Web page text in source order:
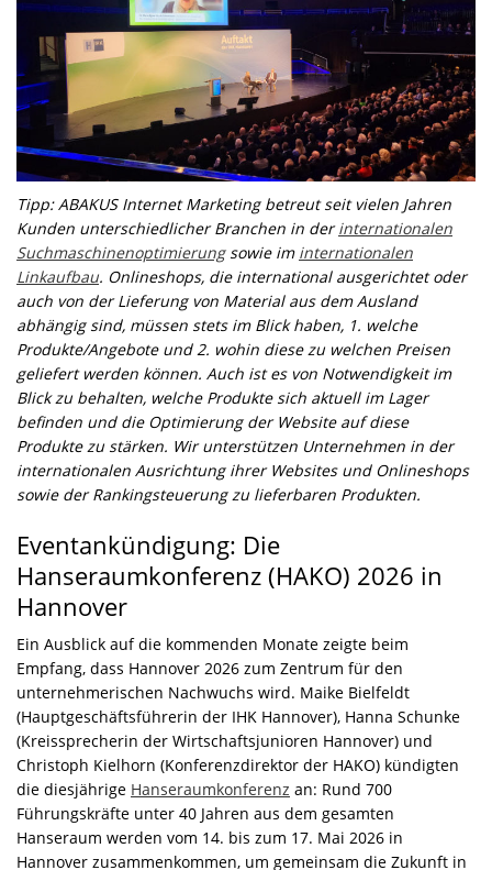
Tipp: ABAKUS Internet Marketing betreut seit vielen Jahren
Kunden unterschiedlicher Branchen in derinternationalen
Suchmaschinenoptimierungsowie im internationalen
Linkaufbau. Onlineshops, die international ausgerichtet oder
auch von der Lieferung von Material aus dem Ausland
abhängig sind, müssen stets im Blick haben, 1. welche
Produkte/Angebote und 2. wohin diese zu welchen Preisen
geliefert werden können. Auch ist es von Notwendigkeit im
Blick zu behalten, welche Produkte sich aktuell im Lager
befinden und die Optimierung der Website auf diese
Produkte zu stärken. Wir unterstützen Unternehmen in der
internationalen Ausrichtung ihrer Websites und Onlineshops
sowie der Rankingsteuerung zu lieferbaren Produkten.
Eventankündigung: Die
Hanseraumkonferenz (HAKO) 2026 in
Hannover
Ein Ausblick auf die kommenden Monate zeigte beim
Empfang, dass Hannover 2026 zum Zentrum für den
unternehmerischen Nachwuchs wird. Maike Bielfeldt
(Hauptgeschäftsführerin der IHK Hannover), Hanna Schunke
(Kreissprecherin der Wirtschaftsjunioren Hannover) und
Christoph Kielhorn (Konferenzdirektor der HAKO) kündigten
die diesjährige Hanseraumkonferenz an: Rund 700
Führungskräfte unter 40 Jahren aus dem gesamten
Hanseraum werden vom 14. bis zum 17. Mai 2026 in
Hannover zusammenkommen, um gemeinsam die Zukunft in